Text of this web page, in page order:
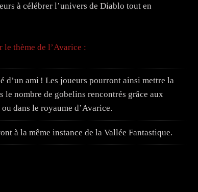
à célébrer l’univers de Diablo tout en
le thème de l’Avarice :
d’un ami ! Les joueurs pourront ainsi mettre la
le nombre de gobelins rencontrés grâce aux
dans le royaume d’Avarice.
à la même instance de la Vallée Fantastique.